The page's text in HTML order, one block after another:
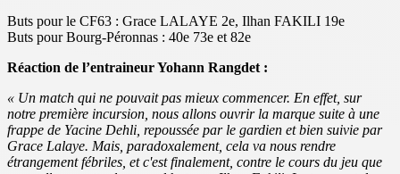
Buts pour le CF63 : Grace LALAYE 2e, Ilhan FAKILI 19e
Buts pour Bourg-Péronnas : 40e 73e et 82e
Réaction de l’entraineur Yohann Rangdet :
« Un match qui ne pouvait pas mieux commencer. En effet, sur
notre première incursion, nous allons ouvrir la marque suite à une
frappe de Yacine Dehli, repoussée par le gardien et bien suivie par
Grace Lalaye. Mais, paradoxalement, cela va nous rendre
étrangement fébriles, et c'est finalement, contre le cours du jeu que